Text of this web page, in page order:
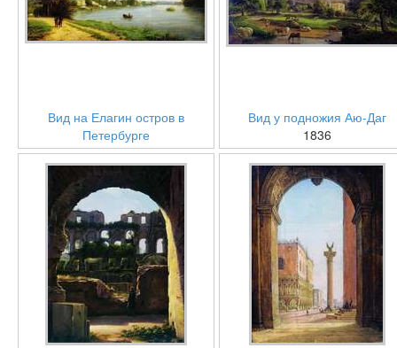
Вид на Елагин остров в
Петербурге
Вид у подножия Аю-Даг
1836